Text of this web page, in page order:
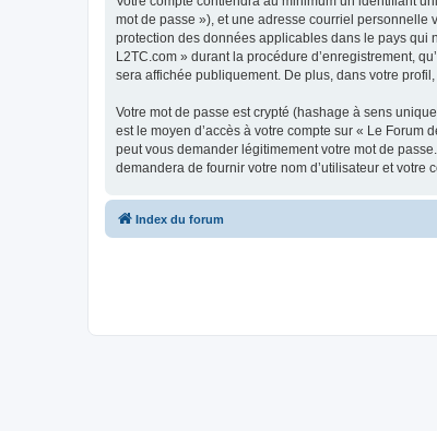
mot de passe »), et une adresse courriel personnelle
protection des données applicables dans le pays qui
L2TC.com » durant la procédure d’enregistrement,
sera affichée publiquement. De plus, dans votre
Votre mot de passe est crypté (hashage à sens
est le moyen d’accès à votre compte sur « Le
peut vous demander légitimement votre mot de
demandera de fournir votre nom d’utilisateur et
Index du forum